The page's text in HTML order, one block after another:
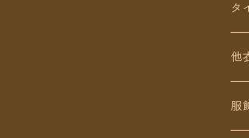
タ
定
チ
他
ト
服